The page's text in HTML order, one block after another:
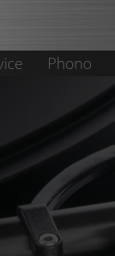
Phono